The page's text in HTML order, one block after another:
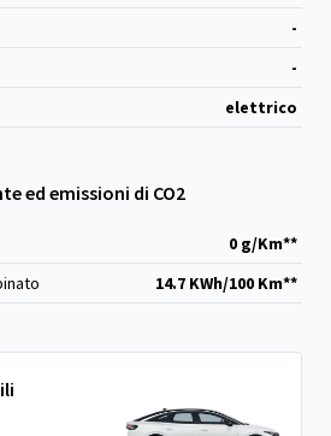
-
-
elettrico
ed emissioni di CO2
0 g/Km**
14.7 KWh/100 Km**